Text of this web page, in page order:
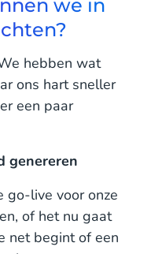
we in
hebben wat
ons hart sneller
een paar
genereren
go-live voor onze
of het nu gaat
net begint of een